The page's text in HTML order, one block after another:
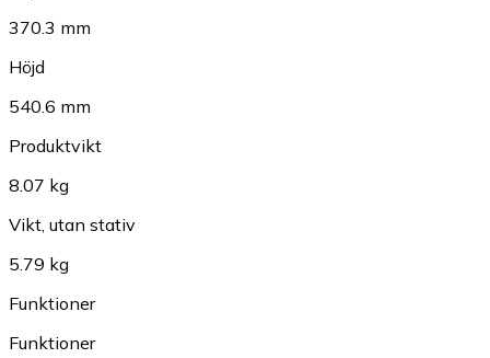
370.3 mm
Höjd
540.6 mm
Produktvikt
8.07 kg
Vikt, utan stativ
5.79 kg
Funktioner
Funktioner